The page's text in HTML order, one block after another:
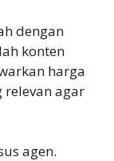
dengan
konten
harga
relevan agar
agen.